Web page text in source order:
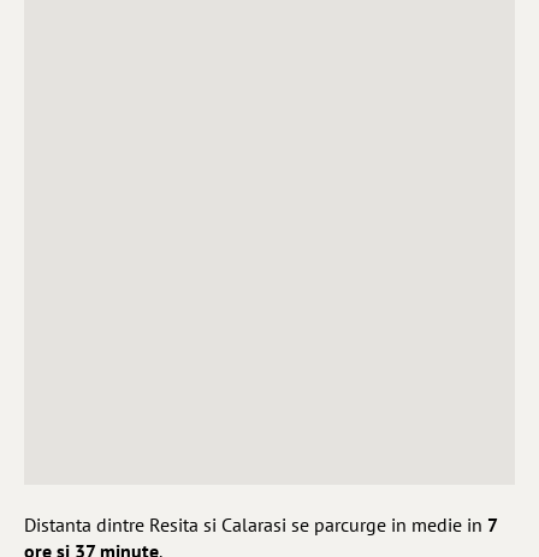
Distanta dintre Resita si Calarasi se parcurge in medie in 7
ore si 37 minute.